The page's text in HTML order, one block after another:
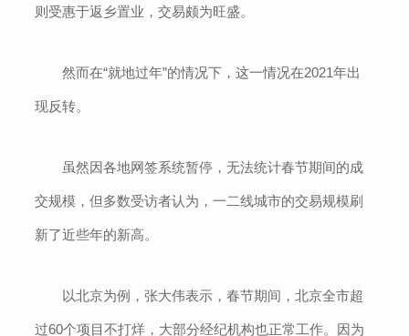
则受惠于返乡置业，交易颇为旺盛。
然而在“就地过年”的情况下，这一情况在2021年出
现反转。
虽然因各地网签系统暂停，无法统计春节期间的成
交规模，但多数受访者认为，一二线城市的交易规模刷
新了近些年的新高。
以北京为例，张大伟表示，春节期间，北京全市超
过60个项目不打烊，大部分经纪机构也正常工作。因为